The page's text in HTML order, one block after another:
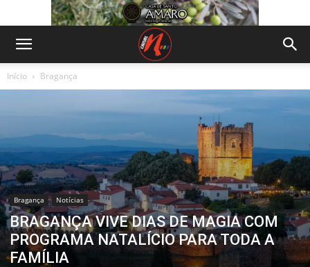
Início Bragança
Bragança Notícias
BRAGANÇA VIVE DIAS DE MAGIA COM
PROGRAMA NATALÍCIO PARA TODA A
FAMÍLIA